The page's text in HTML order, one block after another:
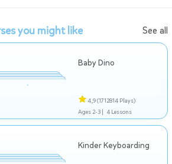
you might like See all
Baby Dino
4,9(1712814 Plays)
Ages 2-3 | 4 Lessons
Kinder Keyboarding